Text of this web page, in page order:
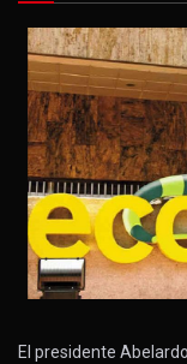
El presidente